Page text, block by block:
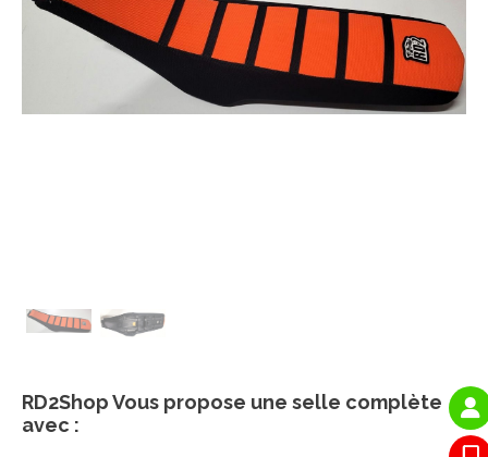
RD2Shop Vous propose une selle complète
avec :